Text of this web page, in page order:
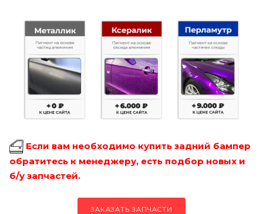
Если вам необходимо купить задний бампер
обратитесь к менеджеру, есть подбор новых и
б/у запчастей.
ЗАКАЗАТЬ ЗАПЧАСТИ